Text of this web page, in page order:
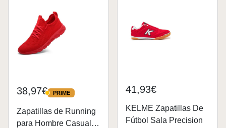
38,97€ PRIME
PRIME
Zapatillas de Running
para Hombre Casual
41,93€
KELME Zapatillas De
Fútbol Sala Precision